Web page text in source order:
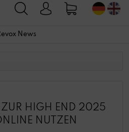
News
ZUR HIGH END 2025
NUTZEN